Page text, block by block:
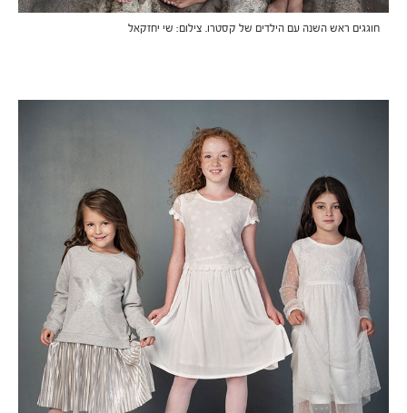
חוגגים ראש השנה עם הילדים של קסטרו. צילום: שי יחזקאל